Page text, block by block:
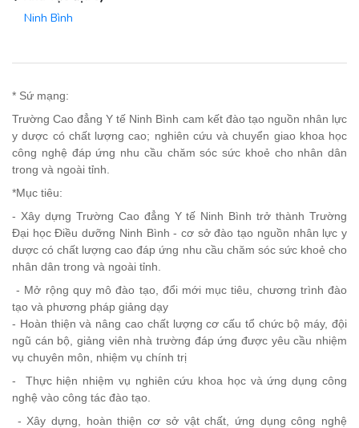
Ninh Bình
* Sứ mạng:
Trường Cao đẳng Y tế Ninh Bình cam kết đào tạo nguồn nhân lực
y dược có chất lượng cao; nghiên cứu và chuyển giao khoa học
công nghệ đáp ứng nhu cầu chăm sóc sức khoẻ cho nhân dân
trong và ngoài tỉnh.
*Mục tiêu:
- Xây dựng Trường Cao đẳng Y tế Ninh Bình trở thành Trường
Đại học Điều dưỡng Ninh Bình - cơ sở đào tạo nguồn nhân lực y
dược có chất lượng cao đáp ứng nhu cầu chăm sóc sức khoẻ cho
nhân dân trong và ngoài tỉnh.
- Mở rộng quy mô đào tạo, đổi mới mục tiêu, chương trình đào
tạo và phương pháp giảng dạy
- Hoàn thiện và nâng cao chất lượng cơ cấu tổ chức bộ máy, đội
ngũ cán bộ, giảng viên nhà trường đáp ứng được yêu cầu nhiệm
vụ chuyên môn, nhiệm vụ chính trị
- Thực hiện nhiệm vụ nghiên cứu khoa học và ứng dụng công
nghệ vào công tác đào tạo.
- Xây dựng, hoàn thiện cơ sở vật chất, ứng dụng công nghệ